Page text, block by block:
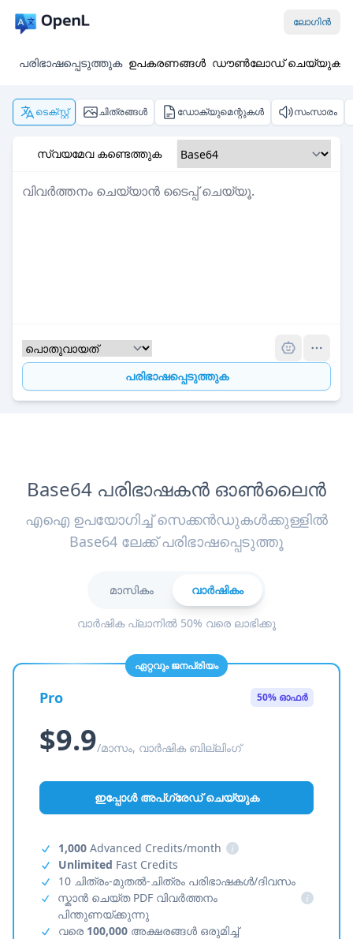
ലോഗിൻ
പരിഭാഷപ്പെടുത്തുക ഉപകരണങ്ങൾ ഡൗൺലോഡ് ചെയ്യുക
ടെക്സ്റ്റ് ചിത്രങ്ങൾ ഡോക്യുമെന്റുകൾ സംസാരം
സ്വയമേവ കണ്ടെത്തുക
പരിഭാഷപ്പെടുത്തുക
Base64 പരിഭാഷകൻ ഓൺലൈൻ
എഐ ഉപയോഗിച്ച് സെക്കൻഡുകൾക്കുള്ളിൽ
Base64 ലേക്ക് പരിഭാഷപ്പെടുത്തൂ
മാസികം വാർഷികം
വാർഷിക പ്ലാനിൽ 50% വരെ ലാഭിക്കൂ
ഏറ്റവും ജനപ്രിയം
Pro 50% ഓഫർ
$9.9/മാസം, വാർഷിക ബില്ലിംഗ്
ഇപ്പോൾ അപ്‌ഗ്രേഡ് ചെയ്യുക
1,000 Advanced Credits/month
i
Unlimited Fast Credits
10 ചിത്രം-മുതൽ-ചിത്രം പരിഭാഷകൾ/ദിവസം
സ്കാൻ ചെയ്ത PDF വിവർത്തനം
പിന്തുണയ്ക്കുന്നു
i
വരെ 100,000 അക്ഷരങ്ങൾ ഒരുമിച്ച്